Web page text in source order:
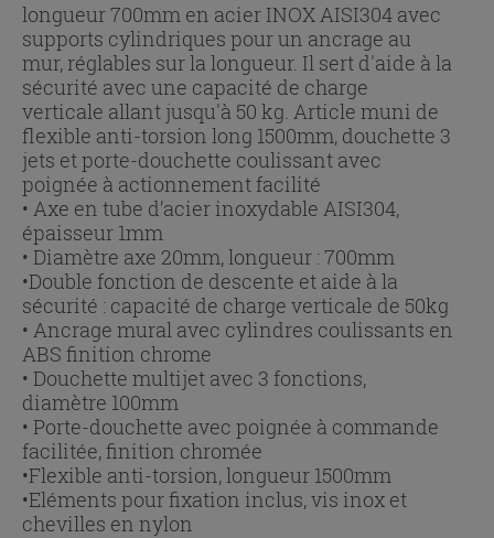
longueur 700mm en acier INOX AISI304 avec
supports cylindriques pour un ancrage au
mur, réglables sur la longueur. Il sert d'aide à la
sécurité avec une capacité de charge
verticale allant jusqu'à 50 kg. Article muni de
flexible anti-torsion long 1500mm, douchette 3
jets et porte-douchette coulissant avec
poignée à actionnement facilité
• Axe en tube d’acier inoxydable AISI304,
épaisseur 1mm
• Diamètre axe 20mm, longueur : 700mm
•Double fonction de descente et aide à la
sécurité : capacité de charge verticale de 50kg
• Ancrage mural avec cylindres coulissants en
ABS finition chrome
• Douchette multijet avec 3 fonctions,
diamètre 100mm
• Porte-douchette avec poignée à commande
facilitée, finition chromée
•Flexible anti-torsion, longueur 1500mm
•Eléments pour fixation inclus, vis inox et
chevilles en nylon